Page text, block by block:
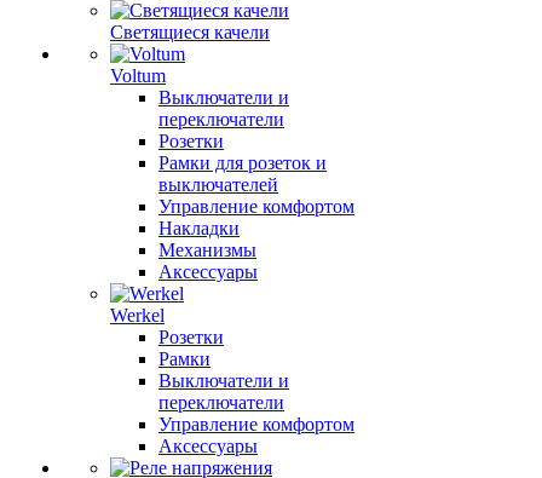
Светящиеся качели
Voltum
Выключатели и
переключатели
Розетки
Рамки для розеток и
выключателей
Управление комфортом
Накладки
Механизмы
Аксессуары
Werkel
Розетки
Рамки
Выключатели и
переключатели
Управление комфортом
Аксессуары